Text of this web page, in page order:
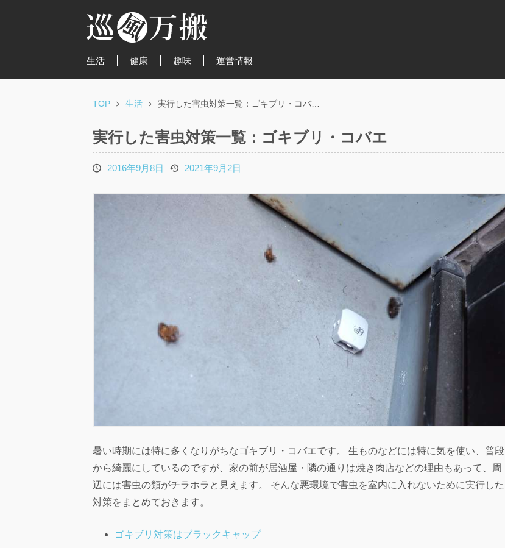
生活 健康 趣味 運営情報
TOP 生活 実行した害虫対策一覧：ゴキブリ・コバ…
実行した害虫対策一覧：ゴキブリ・コバエ
投2016年9月8日
更2021年9月2日
暑い時期には特に多くなりがちなゴキブリ・コバエです。 生ものなどには特に気を使い、普段
から綺麗にしているのですが、家の前が居酒屋・隣の通りは焼き肉店などの理由もあって、周
辺には害虫の類がチラホラと見えます。 そんな悪環境で害虫を室内に入れないために実行した
対策をまとめておきます。
ゴキブリ対策はブラックキャップ